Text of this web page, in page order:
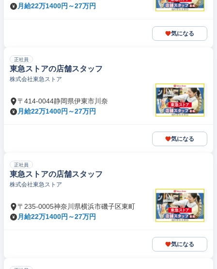
月給22万1400円～27万円
気になる
正社員
東急ストアの店舗スタッフ
株式会社東急ストア
〒414-0044静岡県伊東市川奈
月給22万1400円～27万円
気になる
正社員
東急ストアの店舗スタッフ
株式会社東急ストア
〒235-0005神奈川県横浜市磯子区東町
月給22万1400円～27万円
気になる